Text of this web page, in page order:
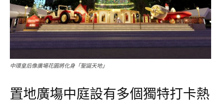
中環皇后像廣場花園將化身「聖誕天地」
置地廣塲中庭設有多個獨特打卡熱